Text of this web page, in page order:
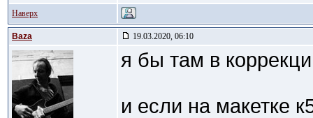
Наверх
Baza 19.03.2020, 06:10
я бы там в
и если на макетке